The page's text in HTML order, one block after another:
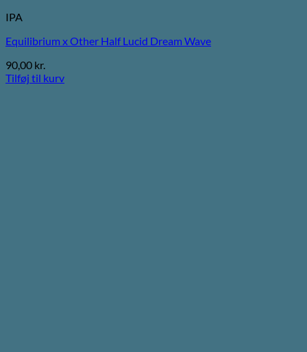
IPA
Equilibrium x Other Half Lucid Dream Wave
90,00 kr.
Tilføj til kurv